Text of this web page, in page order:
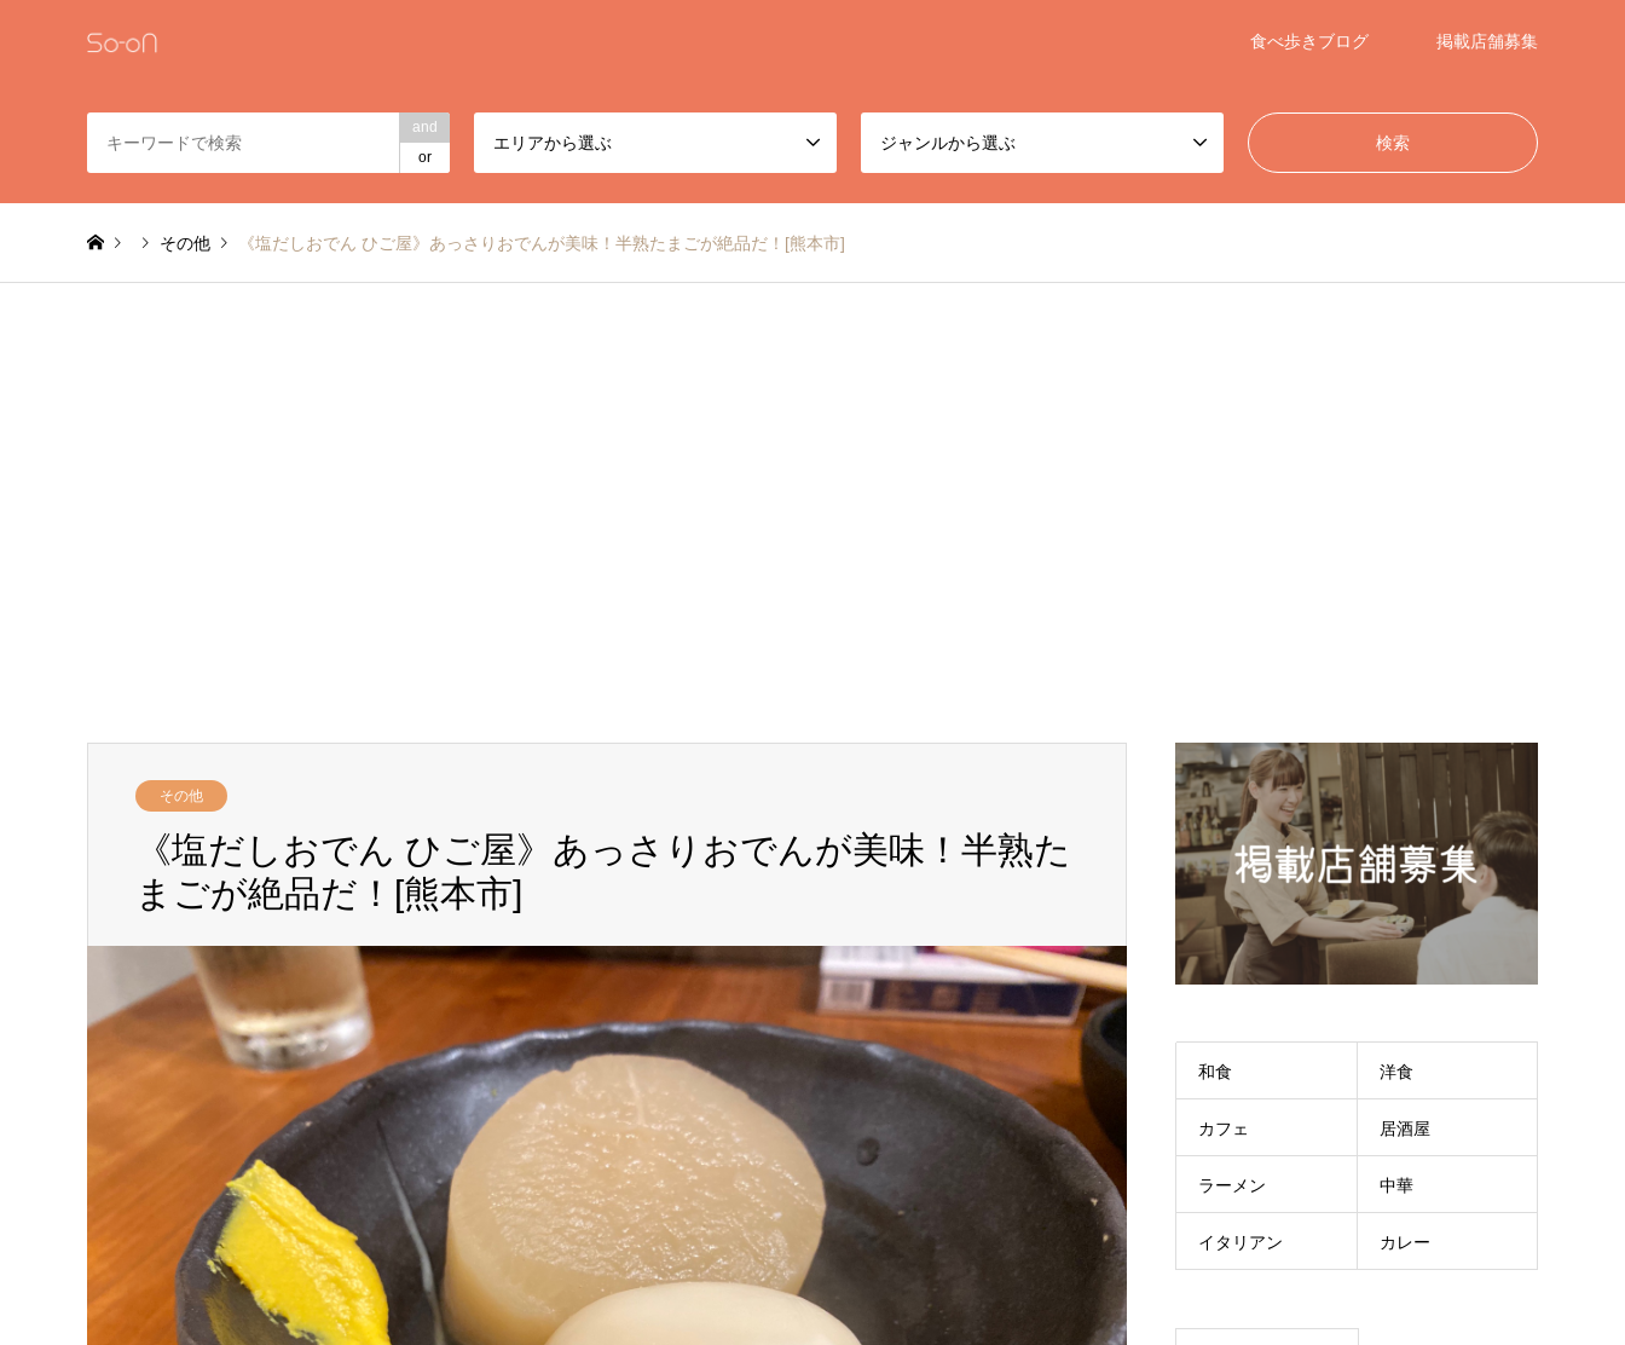
食べ歩きブログ 掲載店舗募集
and
or
エリアから選ぶ ジャンルから選ぶ
その他 《塩だしおでん ひご屋》あっさりおでんが美味！半熟たまごが絶品だ！[熊本市]
その他
《塩だしおでん ひご屋》あっさりおでんが美味！半熟た
まごが絶品だ！[熊本市]
和食 洋食
カフェ 居酒屋
ラーメン 中華
イタリアン カレー